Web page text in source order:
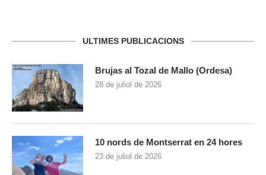
ULTIMES PUBLICACIONS
Brujas al Tozal de Mallo (Ordesa)
28 de juliol de 2026
10 nords de Montserrat en 24 hores
23 de juliol de 2026